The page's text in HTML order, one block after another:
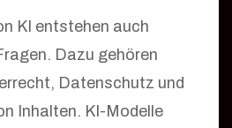
KI entstehen auch
Dazu gehören
Datenschutz und
Inhalten. KI-Modelle